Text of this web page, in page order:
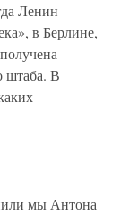
Ленин
в Берлине,
штаба. В
мы Антона